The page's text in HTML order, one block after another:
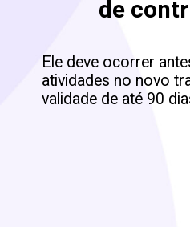
Ele deve ocorrer
atividades no novo
validade de até 90